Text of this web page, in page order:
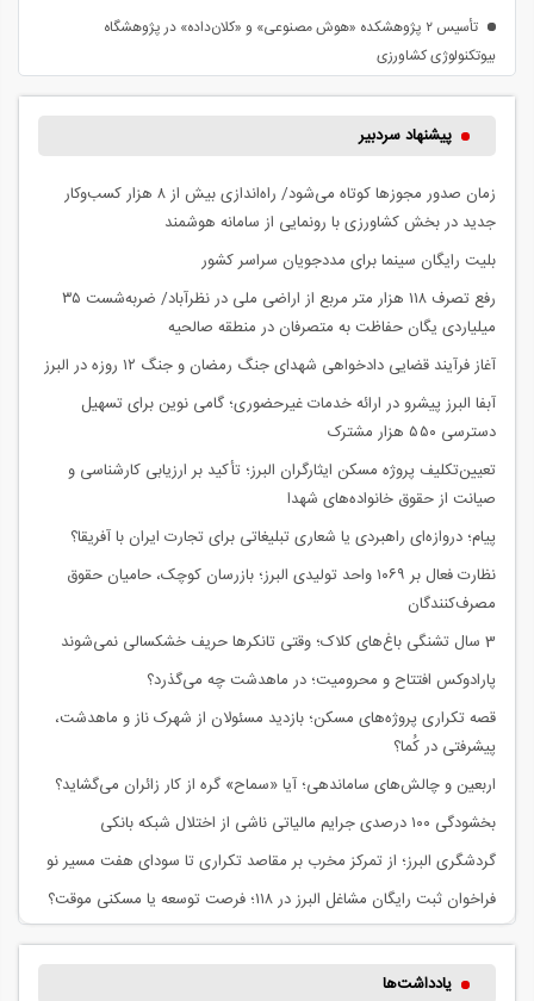
تأسیس ۲ پژوهشکده «هوش مصنوعی» و «کلان‌داده» در پژوهشگاه
بیوتکنولوژی کشاورزی
پیشنهاد سردبیر
زمان صدور مجوزها کوتاه می‌شود/ راه‌اندازی بیش از ۸ هزار کسب‌وکار
جدید در بخش کشاورزی با رونمایی از سامانه هوشمند
بلیت رایگان سینما برای مددجویان سراسر کشور
رفع تصرف ۱۱۸ هزار متر مربع از اراضی ملی در نظرآباد/ ضربه‌شست ۳۵
میلیاردی یگان حفاظت به متصرفان در منطقه صالحیه
آغاز فرآیند قضایی دادخواهی شهدای جنگ رمضان و جنگ ۱۲ روزه در البرز
آبفا البرز پیشرو در ارائه خدمات غیرحضوری؛ گامی نوین برای تسهیل
دسترسی ۵۵۰ هزار مشترک
تعیین‌تکلیف پروژه مسکن ایثارگران البرز؛ تأکید بر ارزیابی کارشناسی و
صیانت از حقوق خانواده‌های شهدا
پیام؛ دروازه‌ای راهبردی یا شعاری تبلیغاتی برای تجارت ایران با آفریقا؟
نظارت فعال بر ۱۰۶۹ واحد تولیدی البرز؛ بازرسان کوچک، حامیان حقوق
مصرف‌کنندگان
3 سال تشنگی باغ‌های کلاک؛ وقتی تانکرها حریف خشکسالی نمی‌شوند
پارادوکس افتتاح و محرومیت؛ در ماهدشت چه می‌گذرد؟
قصه تکراری پروژه‌های مسکن؛ بازدید مسئولان از شهرک ناز و ماهدشت،
پیشرفتی در کُما؟
اربعین و چالش‌های ساماندهی؛ آیا «سماح» گره از کار زائران می‌گشاید؟
بخشودگی ۱۰۰ درصدی جرایم مالیاتی ناشی از اختلال شبکه بانکی
گردشگری البرز؛ از تمرکز مخرب بر مقاصد تکراری تا سودای هفت مسیر نو
فراخوان ثبت رایگان مشاغل البرز در ۱۱۸؛ فرصت توسعه یا مسکنی موقت؟
یادداشت‌ها